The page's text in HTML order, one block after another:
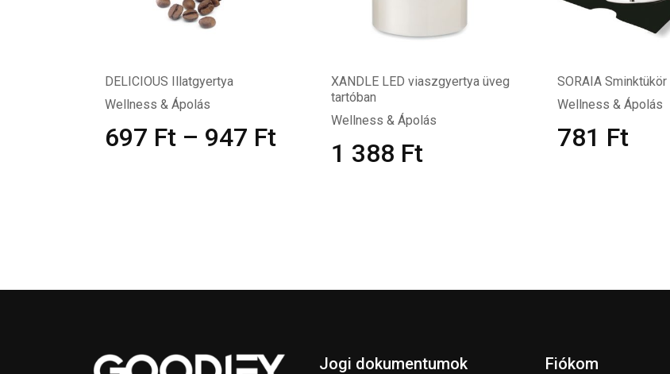
DELICIOUS Illatgyertya
Wellness & Ápolás
697 Ft – 947 Ft
XANDLE LED viaszgyertya üveg
tartóban
Wellness & Ápolás
1 388 Ft
SORAIA Sminktükör
Wellness & Ápolás
781 Ft
Jogi dokumentumok Fiókom